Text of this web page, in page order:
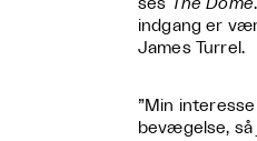
ses The Dome
indgang er
James Turrel.
”Min
bevægelse,